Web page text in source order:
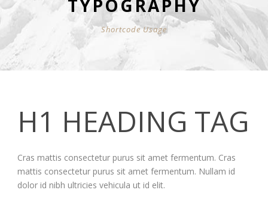
TYPOGRAPHY
Shortcode Usage
H1 HEADING TAG
Cras mattis consectetur purus sit amet fermentum. Cras
mattis consectetur purus sit amet fermentum. Nullam id
dolor id nibh ultricies vehicula ut id elit.